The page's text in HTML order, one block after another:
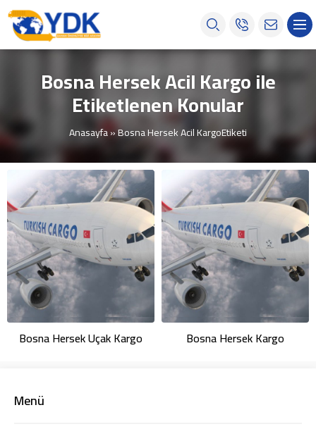
Bosna Hersek Acil Kargo ile
Etiketlenen Konular
Anasayfa»Bosna Hersek Acil KargoEtiketi
Bosna Hersek Uçak Kargo Bosna Hersek Kargo
Menü